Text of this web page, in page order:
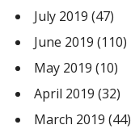
July 2019 (47)
June 2019 (110)
May 2019 (10)
April 2019 (32)
March 2019 (44)